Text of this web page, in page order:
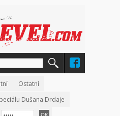
Ostatní
Dušana Drdaje